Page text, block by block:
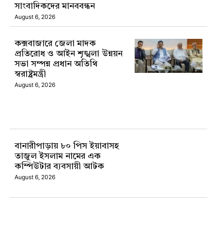
সাংবাদিকদের মানববন্ধন
August 6, 2026
কক্সবাজারে জেলা মাদক
প্রতিরোধ ও আইন শৃঙ্খলা উন্নয়ন
সভা সম্পন্ন প্রধান অতিথি
স্বরাষ্ট্রমন্ত্রী
August 6, 2026
বানারীপাড়ায় ৮০ পিস ইয়াবাসহ
তাজুল ইসলাম নামের এক
কম্পিউটার ব্যবসায়ী আটক
August 6, 2026